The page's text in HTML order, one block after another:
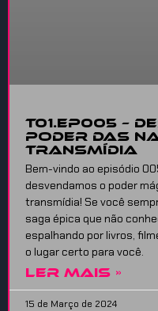
T01.EP005 –
Poder das
Transmídia
Bem-vindo ao episódio
desvendamos o poder
transmídia! Se você
saga épica que não
espalhando por livros,
o lugar certo para você.
LER MAIS »
15 de Março de 2024